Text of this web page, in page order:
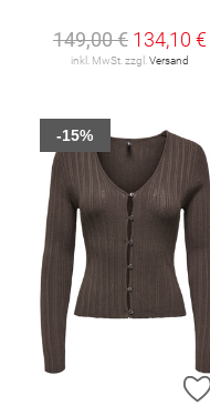
149,00 € 134,10 €
inkl. MwSt. zzgl. Versand
-15%